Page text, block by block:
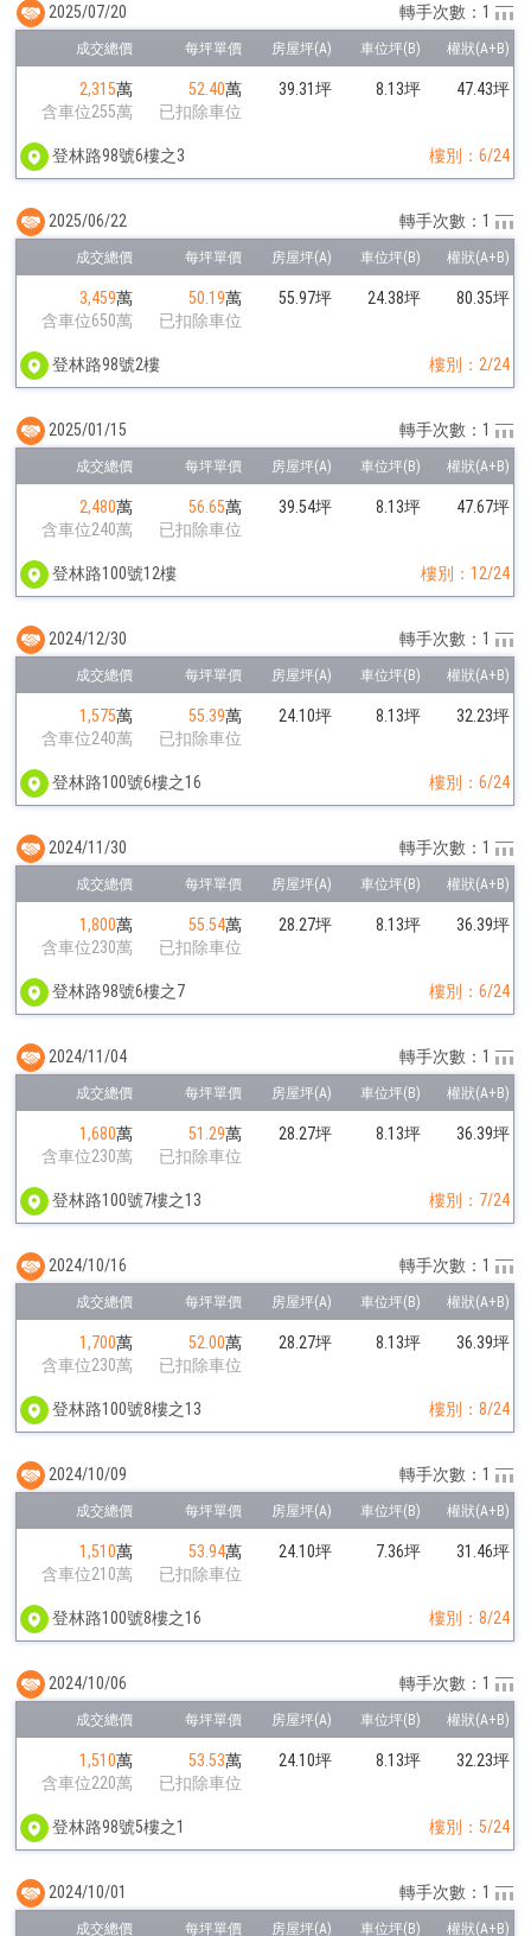
2,315萬
含車位255萬
52.40萬
已扣除車位
39.31坪 8.13坪 47.43坪
登林路98號6樓之3 樓別：6/24
2025/07/20 轉手次數：1
3,459萬
含車位650萬
50.19萬
已扣除車位
55.97坪 24.38坪 80.35坪
登林路98號2樓 樓別：2/24
2025/06/22 轉手次數：1
2,480萬
含車位240萬
56.65萬
已扣除車位
39.54坪 8.13坪 47.67坪
登林路100號12樓 樓別：12/24
2025/01/15 轉手次數：1
1,575萬
含車位240萬
55.39萬
已扣除車位
24.10坪 8.13坪 32.23坪
登林路100號6樓之16 樓別：6/24
2024/12/30 轉手次數：1
1,800萬
含車位230萬
55.54萬
已扣除車位
28.27坪 8.13坪 36.39坪
登林路98號6樓之7 樓別：6/24
2024/11/30 轉手次數：1
1,680萬
含車位230萬
51.29萬
已扣除車位
28.27坪 8.13坪 36.39坪
登林路100號7樓之13 樓別：7/24
2024/11/04 轉手次數：1
1,700萬
含車位230萬
52.00萬
已扣除車位
28.27坪 8.13坪 36.39坪
登林路100號8樓之13 樓別：8/24
2024/10/16 轉手次數：1
1,510萬
含車位210萬
53.94萬
已扣除車位
24.10坪 7.36坪 31.46坪
登林路100號8樓之16 樓別：8/24
2024/10/09 轉手次數：1
1,510萬
含車位220萬
53.53萬
已扣除車位
24.10坪 8.13坪 32.23坪
登林路98號5樓之1 樓別：5/24
2024/10/06 轉手次數：1
2024/10/01 轉手次數：1